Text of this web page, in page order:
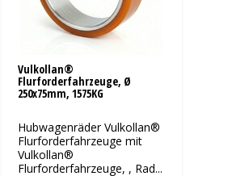
Vulkollan®
Flurforderfahrzeuge, Ø
250x75mm, 1575KG
Hubwagenräder Vulkollan®
Flurforderfahrzeuge mit
Vulkollan®
Flurforderfahrzeuge, , Rad...